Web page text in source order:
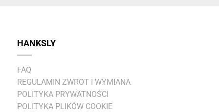
HANKSLY
FAQ
REGULAMIN ZWROT I WYMIANA
POLITYKA PRYWATNOŚCI
POLITYKA PLIKÓW COOKIE